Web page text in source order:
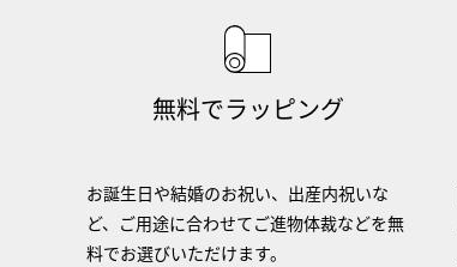
無料でラッピング
お誕生日や結婚のお祝い、出産内祝いな
ど、ご用途に合わせてご進物体裁などを無
料でお選びいただけます。